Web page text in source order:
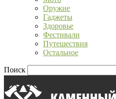
Оружие
Гаджеты
Здоровье
Фестивали
Путешествия
Остальное
Поиск